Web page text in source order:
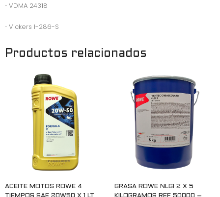
·· VDMA 24318
·· Vickers I-286-S
Productos relacionados
ACEITE MOTOS ROWE 4
GRASA ROWE NLGI 2 X 5